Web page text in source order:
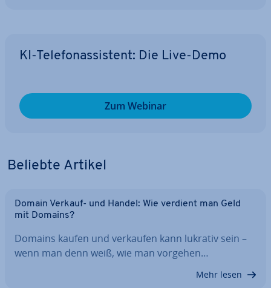
KI-Te­le­fon­as­sis­tent: Die Live-Demo
Zum Webinar
Beliebte Artikel
Domain Verkauf- und Handel: Wie verdient man Geld
mit Domains?
Domains kaufen und verkaufen kann lukrativ sein –
wenn man denn weiß, wie man vorgehen…
Mehr lesen